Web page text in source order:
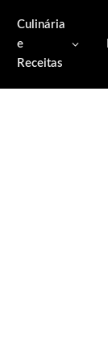
Culinária
e
Receitas